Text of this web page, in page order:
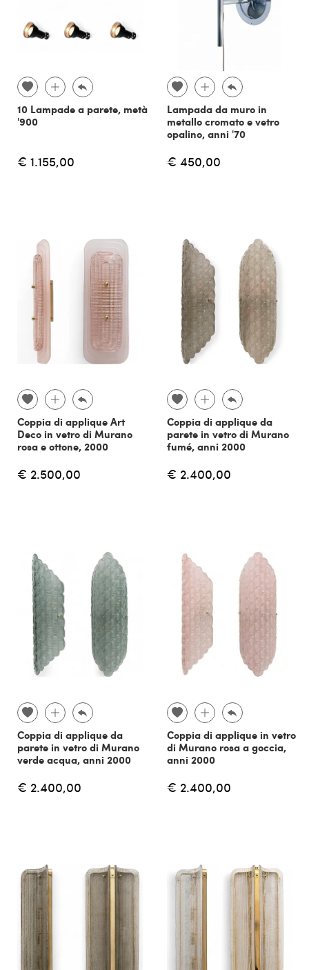
10 Lampade a parete, metà
'900
€ 1.155,00
Lampada da muro in
metallo cromato e vetro
opalino, anni '70
€ 450,00
Coppia di applique Art
Deco in vetro di Murano
rosa e ottone, 2000
€ 2.500,00
Coppia di applique da
parete in vetro di Murano
fumé, anni 2000
€ 2.400,00
Coppia di applique da
parete in vetro di Murano
verde acqua, anni 2000
€ 2.400,00
Coppia di applique in vetro
di Murano rosa a goccia,
anni 2000
€ 2.400,00